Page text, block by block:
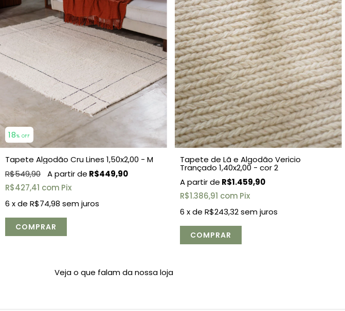
18% OFF
Tapete Algodão Cru Lines 1,50x2,00 - M
R$549,90
R$449,90
R$427,41 com Pix
6 x de R$74,98 sem juros
Tapete de Lã e Algodão Vericio
Trançado 1,40x2,00 - cor 2
R$1.459,90
R$1.386,91 com Pix
6 x de R$243,32 sem juros
Veja o que falam da nossa loja